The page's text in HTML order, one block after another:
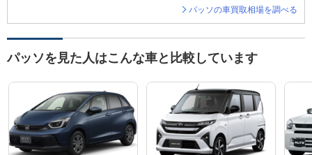
パッソの車買取相場を調べる
パッソを見た人はこんな車と比較しています